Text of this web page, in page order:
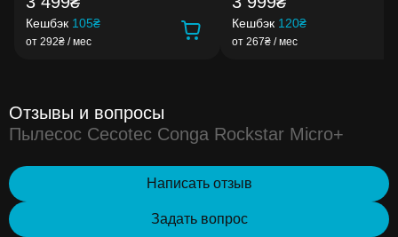
Кешбэк 105₴
от 292₴ / мес
Кешбэк 120₴
от 267₴ / мес
Отзывы и вопросы
Пылесос Cecotec Conga Rockstar Micro+
Написать отзыв
Задать вопрос